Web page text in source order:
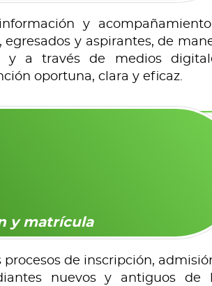
y
y aspirantes, de
y a través de medios
oportuna, clara y eficaz.
y matrícula
de inscripción,
nuevos y antiguos de